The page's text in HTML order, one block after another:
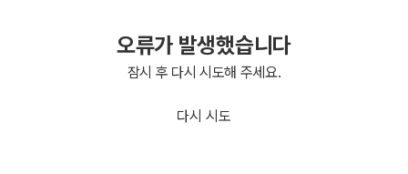
오류가 발생했습니다
잠시 후 다시 시도해 주세요.
다시 시도